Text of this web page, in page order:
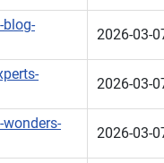
2026-03-
2026-03-
2026-03-